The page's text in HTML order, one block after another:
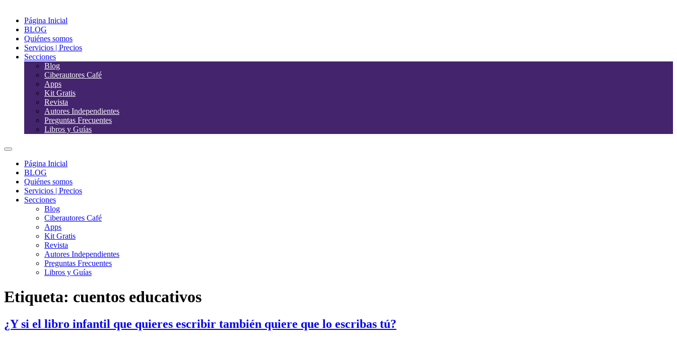
Página Inicial
BLOG
Quiénes somos
Servicios | Precios
Secciones
Blog
Ciberautores Café
Apps
Kit Gratis
Revista
Autores Independientes
Preguntas Frecuentes
Libros y Guías
Página Inicial
BLOG
Quiénes somos
Servicios | Precios
Secciones
Blog
Ciberautores Café
Apps
Kit Gratis
Revista
Autores Independientes
Preguntas Frecuentes
Libros y Guías
Etiqueta: cuentos educativos
¿Y si el libro infantil que quieres escribir también quiere que lo escribas tú?